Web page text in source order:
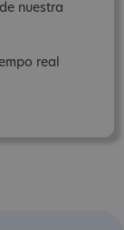
nuestra
real